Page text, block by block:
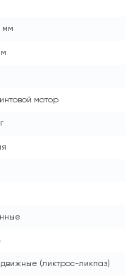
мм
мотор
(ликтрос-ликпаз)